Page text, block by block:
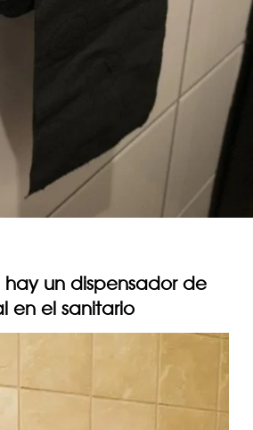
hay un dispensador de
en el sanitario